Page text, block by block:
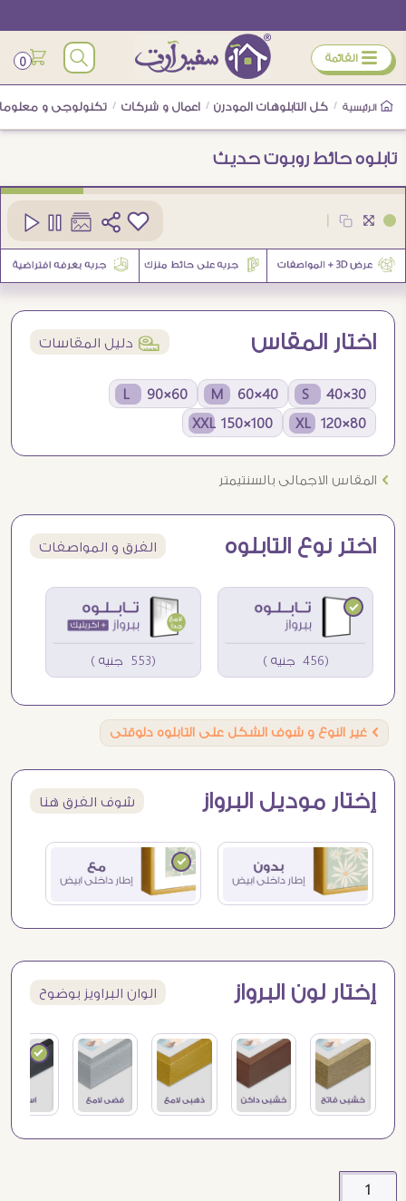
ÿ القائمة 0
الرئيسية / كل التابلوهات المودرن / اعمال و شركات / تكنولوجى و
تابلوه حائط روبوت حديث
اختار المقاس í دليل المقاسات
30×40 S
40×60 M
60×90 L
80×120 XL
100×150 XXL
Ö المقاس الاجمالى بالسنتيمتر
اختر نوع التابلوه الفرق و المواصفات
(456 جنيه ) (553 جنيه )
Ö غير النوع و شوف الشكل على التابلوه دلوقتى
إختار موديل البرواز شوف الفرق هنا
إختار لون البرواز الوان البراويز بوضوح